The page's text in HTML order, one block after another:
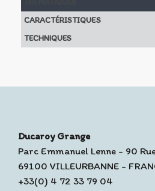
CARACTÉRISTIQUES
TECHNIQUES
Ducaroy Grange
Parc Emmanuel Lenne - 90
69100 VILLEURBANNE -
+33(0) 4 72 33 79 04